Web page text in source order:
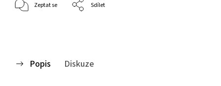
Zeptat se Sdílet
Popis Diskuze